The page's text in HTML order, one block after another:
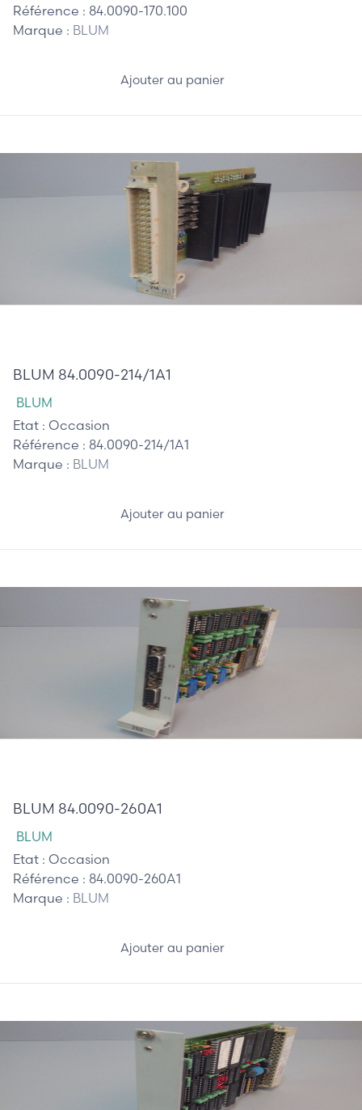
Référence : 84.0090-170.100
Marque : BLUM
Ajouter au panier
BLUM 84.0090-214/1A1
BLUM
Etat : Occasion
Référence : 84.0090-214/1A1
Marque : BLUM
Ajouter au panier
BLUM 84.0090-260A1
BLUM
Etat : Occasion
Référence : 84.0090-260A1
Marque : BLUM
Ajouter au panier